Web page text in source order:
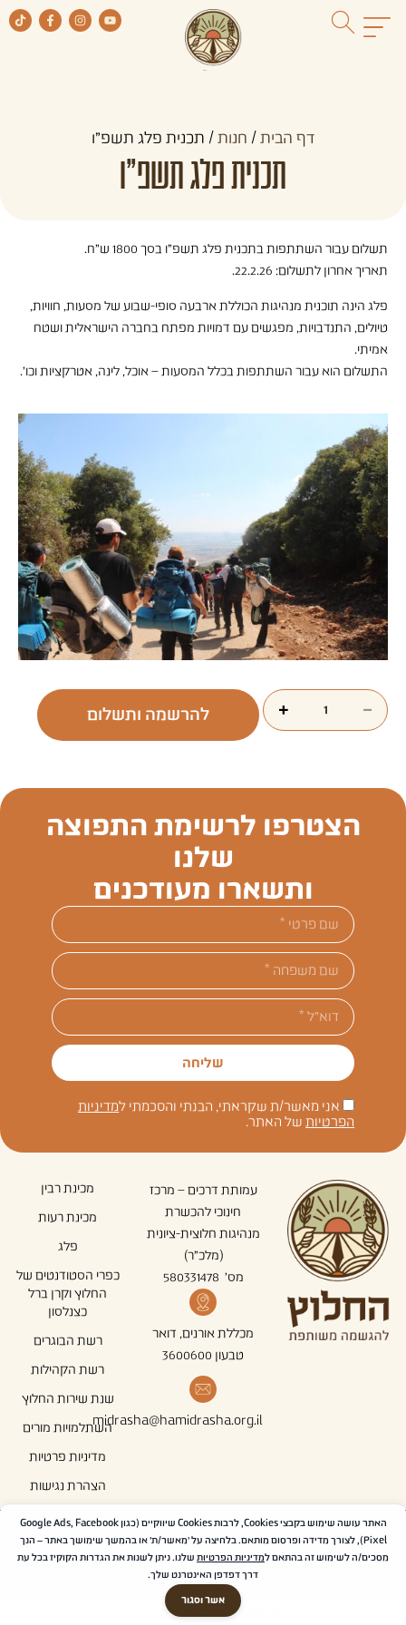
דף הבית / חנות / תכנית פלג תשפ"ו
תכנית פלג תשפ"ו
תשלום עבור השתתפות בתכנית פלג תשפ"ו בסך 1800 ש"ח.
תאריך אחרון לתשלום: 22.2.26.
פלג הינה תוכנית מנהיגות הכוללת ארבעה סופי-שבוע של מסעות, חוויות,
טיולים, התנדבויות, מפגשים עם דמויות מפתח בחברה הישראלית ושטח
אמיתי.
התשלום הוא עבור השתתפות בכלל המסעות – אוכל, לינה, אטרקציות וכו'.
−
+ להרשמה ותשלום
הצטרפו לרשימת התפוצה
שלנו
ותשארו מעודכנים
אני מאשר/ת שקראתי, הבנתי והסכמתי למדיניות
הפרטיותשל האתר.
שליחה
עמותת דרכים – מרכז
חינוכי להכשרת
מנהיגות חלוצית-ציונית
(מלכ"ר)
מס' 580331478
מכללת אורנים, דואר
טבעון 3600600
midrasha@hamidrasha.org.il
מכינת רבין
מכינת רעות
פלג
כפרי הסטודנטים של
החלוץ וקרן ברל
כצנלסון
רשת הבוגרים
רשת הקהילות
שנת שירות החלוץ
השתלמויות מורים
מדיניות פרטיות
הצהרת נגישות
עקבו אחרינו ברשתות
TalPress פיתוח אתרים בוורדפרס
אשר וסגור
האתר עושה שימוש בקבצי Cookies, לרבות Cookies שיווקיים (כגון Google Ads, Facebook
Pixel), לצורך מדידה ופרסום מותאם. בלחיצה על 'מאשר/ת' או בהמשך שימושך באתר – הנך
מסכים/ה לשימוש זה בהתאם למדיניות הפרטיות שלנו. ניתן לשנות את הגדרות הקוקיז בכל עת
דרך דפדפן האינטרנט שלך.